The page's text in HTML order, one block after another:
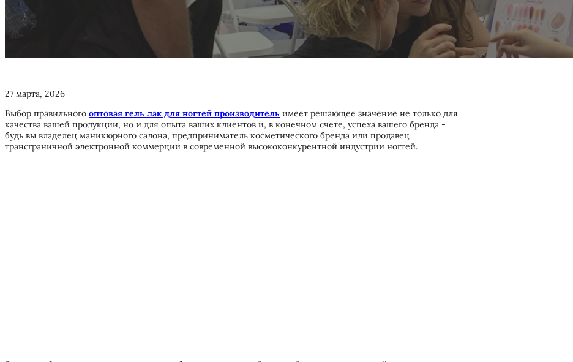
27 марта, 2026
Выбор правильного оптовая гель лак для ногтей производитель имеет решающее значение не только для
качества вашей продукции, но и для опыта ваших клиентов и, в конечном счете, успеха вашего бренда -
будь вы владелец маникюрного салона, предприниматель косметического бренда или продавец
трансграничной электронной коммерции в современной высококонкурентной индустрии ногтей.